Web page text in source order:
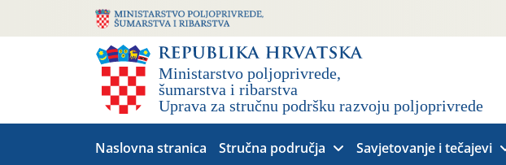
Naslovna stranica Stručna područja Savjetovanje i tečajevi